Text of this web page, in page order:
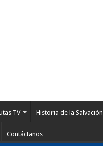
TV Historia de la Salvación
Contáctanos